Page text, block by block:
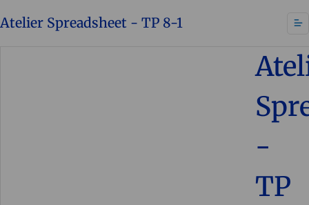
Atelier Spreadsheet - TP 8-1
-
TP